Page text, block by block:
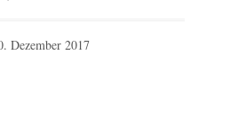
Dezember 2017